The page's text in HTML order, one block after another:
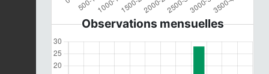
Observations mensuelles